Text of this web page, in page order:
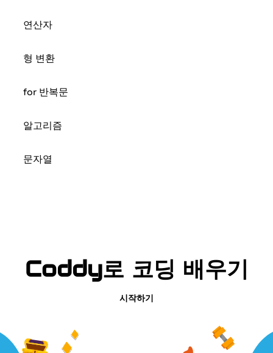
연산자
형 변환
for 반복문
알고리즘
문자열
Coddy로 코딩 배우기
시작하기